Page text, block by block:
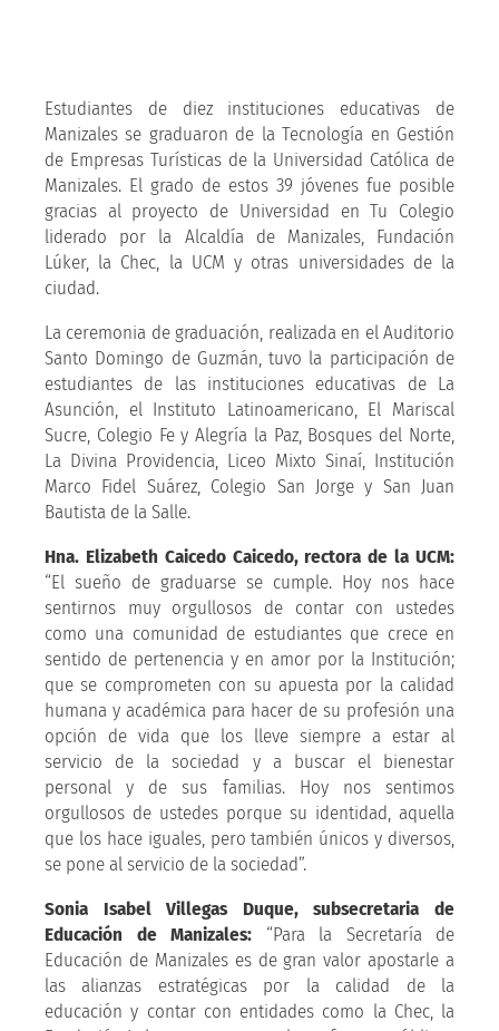
Estudiantes de diez instituciones educativas de
Manizales se graduaron de la Tecnología en Gestión
de Empresas Turísticas de la Universidad Católica de
Manizales. El grado de estos 39 jóvenes fue posible
gracias al proyecto de Universidad en Tu Colegio
liderado por la Alcaldía de Manizales, Fundación
Lúker, la Chec, la UCM y otras universidades de la
ciudad.
La ceremonia de graduación, realizada en el Auditorio
Santo Domingo de Guzmán, tuvo la participación de
estudiantes de las instituciones educativas de La
Asunción, el Instituto Latinoamericano, El Mariscal
Sucre, Colegio Fe y Alegría la Paz, Bosques del Norte,
La Divina Providencia, Liceo Mixto Sinaí, Institución
Marco Fidel Suárez, Colegio San Jorge y San Juan
Bautista de la Salle.
Hna. Elizabeth Caicedo Caicedo, rectora de la UCM:
“El sueño de graduarse se cumple. Hoy nos hace
sentirnos muy orgullosos de contar con ustedes
como una comunidad de estudiantes que crece en
sentido de pertenencia y en amor por la Institución;
que se comprometen con su apuesta por la calidad
humana y académica para hacer de su profesión una
opción de vida que los lleve siempre a estar al
servicio de la sociedad y a buscar el bienestar
personal y de sus familias. Hoy nos sentimos
orgullosos de ustedes porque su identidad, aquella
que los hace iguales, pero también únicos y diversos,
se pone al servicio de la sociedad”.
Sonia Isabel Villegas Duque, subsecretaria de
Educación de Manizales: “Para la Secretaría de
Educación de Manizales es de gran valor apostarle a
las alianzas estratégicas por la calidad de la
educación y contar con entidades como la Chec, la